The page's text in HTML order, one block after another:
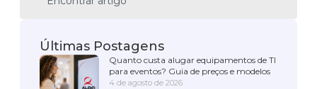
Últimas Postagens
Quanto custa alugar equipamentos de TI
para eventos? Guia de preços e modelos
4 de agosto de 2026